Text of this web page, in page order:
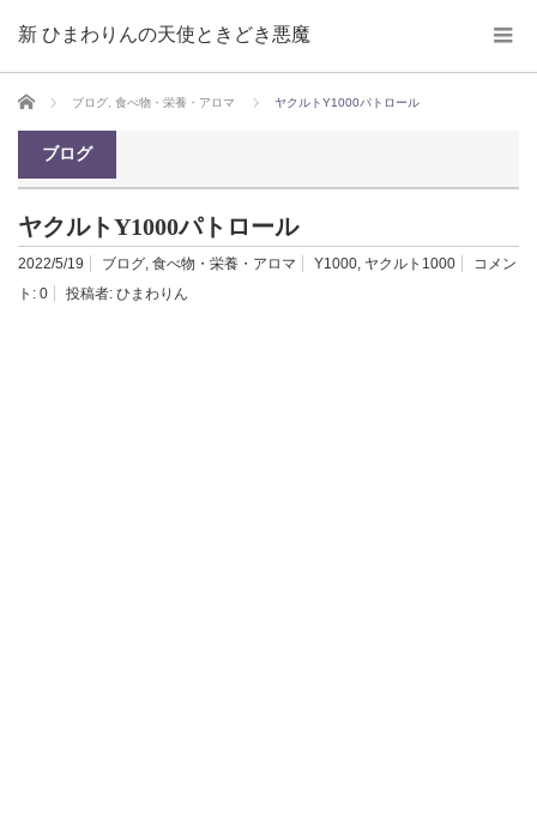
新 ひまわりんの天使ときどき悪魔
ホーム ブログ 食べ物・栄養・アロマ ヤクルトY1000パトロール
ブログ
ヤクルトY1000パトロール
2022/5/19 ブログ, 食べ物・栄養・アロマ Y1000, ヤクルト1000
コメン
ト: 0 投稿者: ひまわりん